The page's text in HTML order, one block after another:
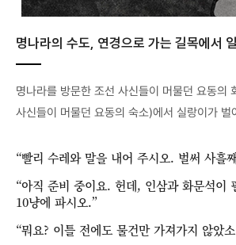
명나라의 수도, 연경으로 가는 길목에서
명나라를 방문한 조선 사신들이 머물던 요동의
사신들이 머물던 요동의 숙소)에서 실랑이가 벌
“빨리 수레와 말을 내어 주시오. 벌써 사흘
“아직 준비 중이요. 헌데, 인삼과 화문석이
10냥에 파시오.”
“뭐요? 이틀 전에도 물건만 가져가지 않았